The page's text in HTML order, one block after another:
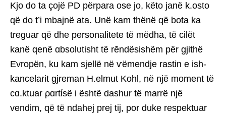
Kjo do ta çojë PD përpara ose jo, këto janë k.osto
që do t’i mbajnë ata. Unë kam thënë që bota ka
treguar që dhe personalitete të mëdha, të cilët
kanë qenë ɑbsolυtisht të rēndësishëm për gjithë
Evropën, ku kam sjellë në ѵëmendje rastin e ish-
kancelarit gjreman H.elmut Kohl, në një moment të
cɑ.ktuar ρɑrtίsë i është dashur të marrë një
vendim, që të ndahej prej tij, por duke respektuar